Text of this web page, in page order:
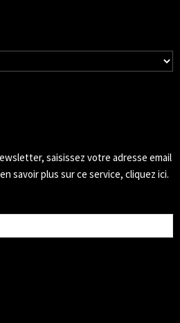
saisissez votre adresse email
savoir plus sur ce service, cliquez ici.